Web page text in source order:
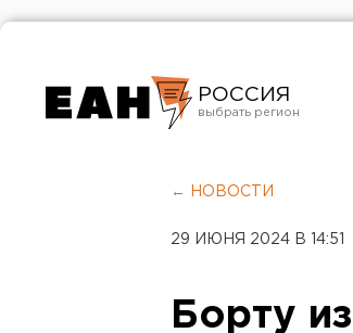
РОССИЯ
Челябинск
← НОВОСТИ
29 ИЮНЯ 2024 В 14:51
Борту